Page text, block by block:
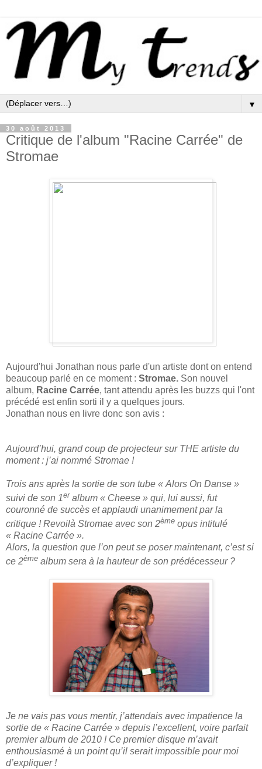
▼
30 août 2013
Critique de l'album "Racine Carrée" de
Stromae
Aujourd'hui Jonathan nous parle d'un artiste dont on entend
beaucoup parlé en ce moment : Stromae. Son nouvel
album, Racine Carrée, tant attendu après les buzzs qui l'ont
précédé est enfin sorti il y a quelques jours.
Jonathan nous en livre donc son avis :
Aujourd’hui, grand coup de projecteur sur THE artiste du
moment : j’ai nommé Stromae !
Trois ans après la sortie de son tube « Alors On Danse »
suivi de son 1er album « Cheese » qui, lui aussi, fut
couronné de succès et applaudi unanimement par la
critique ! Revoilà Stromae avec son 2ème opus intitulé
« Racine Carrée ».
Alors, la question que l’on peut se poser maintenant, c’est si
ce 2ème album sera à la hauteur de son prédécesseur ?
Je ne vais pas vous mentir, j’attendais avec impatience la
sortie de « Racine Carrée » depuis l’excellent, voire parfait
premier album de 2010 ! Ce premier disque m’avait
enthousiasmé à un point qu’il serait impossible pour moi
d’expliquer !